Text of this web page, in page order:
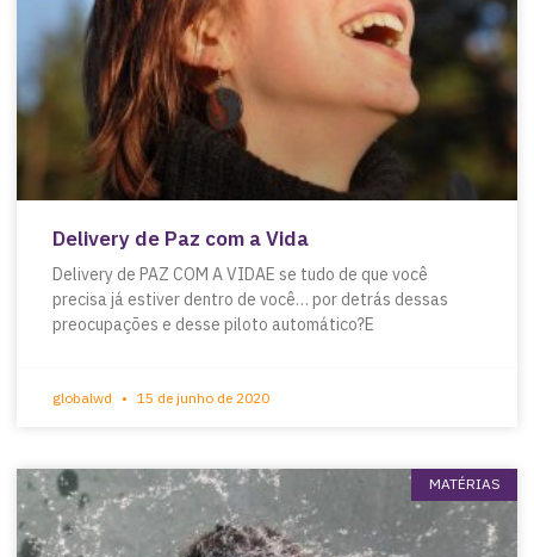
Delivery de Paz com a Vida
Delivery de PAZ COM A VIDAE se tudo de que você
precisa já estiver dentro de você… por detrás dessas
preocupações e desse piloto automático?E
globalwd 15 de junho de 2020
MATÉRIAS